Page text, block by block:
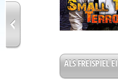
ALS FREISPIEL